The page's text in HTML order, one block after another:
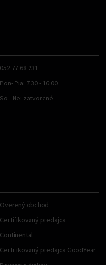
052 77 68 231
Pon- Pia: 7:30 - 16:00
So - Ne: zatvorené
Overený obchod
Certifikovaný predajca
Continental
Certifikovaný predajca GoodYear